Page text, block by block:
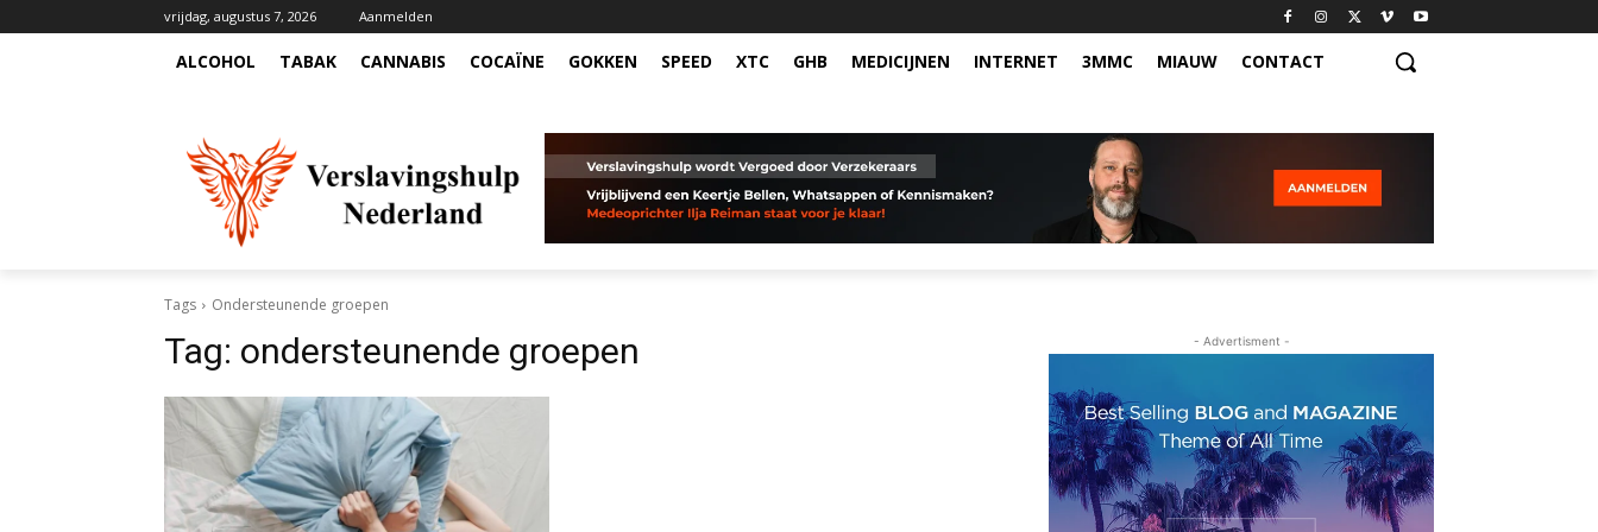
vrijdag, augustus 7, 2026 Aanmelden
ALCOHOL TABAK CANNABIS COCAÏNE GOKKEN SPEED XTC GHB MEDICIJNEN INTERNET 3MMC MIAUW CONTACT
Tags Ondersteunende groepen
Tag: ondersteunende groepen - Advertisment -